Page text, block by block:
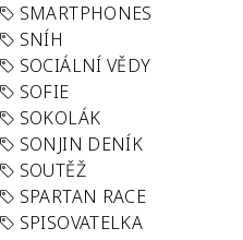
SMARTPHONES
SNÍH
SOCIÁLNÍ VĚDY
SOFIE
SOKOLÁK
SONJIN DENÍK
SOUTĚŽ
SPARTAN RACE
SPISOVATELKA